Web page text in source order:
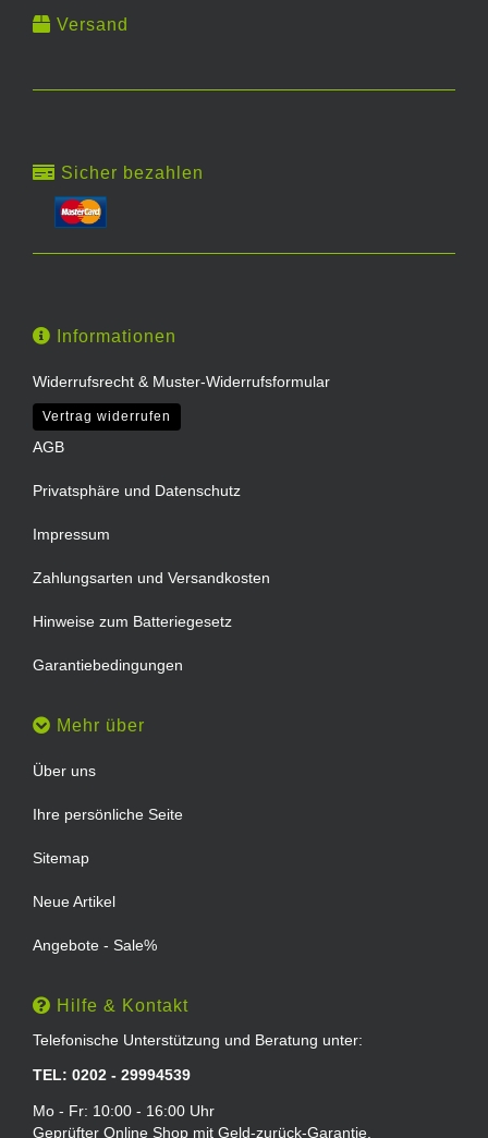
Versand
Sicher bezahlen
Informationen
Widerrufsrecht & Muster-Widerrufsformular
Vertrag widerrufen
AGB
Privatsphäre und Datenschutz
Impressum
Zahlungsarten und Versandkosten
Hinweise zum Batteriegesetz
Garantiebedingungen
Mehr über
Über uns
Ihre persönliche Seite
Sitemap
Neue Artikel
Angebote - Sale%
Hilfe & Kontakt
Telefonische Unterstützung und Beratung unter:
TEL: 0202 - 29994539
Mo - Fr: 10:00 - 16:00 Uhr
Geprüfter Online Shop mit Geld-zurück-Garantie.